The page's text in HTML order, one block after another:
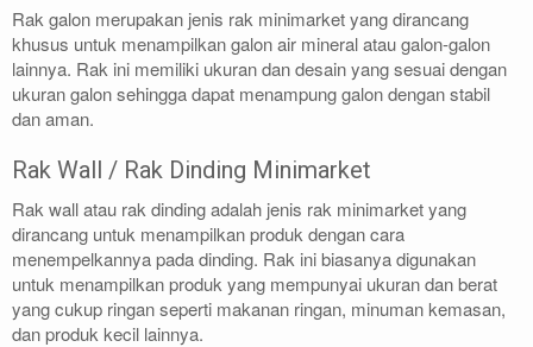
Rak galon merupakan jenis rak minimarket yang dirancang
khusus untuk menampilkan galon air mineral atau galon-galon
lainnya. Rak ini memiliki ukuran dan desain yang sesuai dengan
ukuran galon sehingga dapat menampung galon dengan stabil
dan aman.
Rak Wall / Rak Dinding Minimarket
Rak wall atau rak dinding adalah jenis rak minimarket yang
dirancang untuk menampilkan produk dengan cara
menempelkannya pada dinding. Rak ini biasanya digunakan
untuk menampilkan produk yang mempunyai ukuran dan berat
yang cukup ringan seperti makanan ringan, minuman kemasan,
dan produk kecil lainnya.